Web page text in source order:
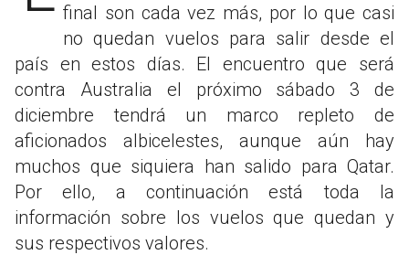
final son cada vez más, por lo que casi
no quedan vuelos para salir desde el
país en estos días. El encuentro que será
contra Australia el próximo sábado 3 de
diciembre tendrá un marco repleto de
aficionados albicelestes, aunque aún hay
muchos que siquiera han salido para Qatar.
Por ello, a continuación está toda la
información sobre los vuelos que quedan y
sus respectivos valores.